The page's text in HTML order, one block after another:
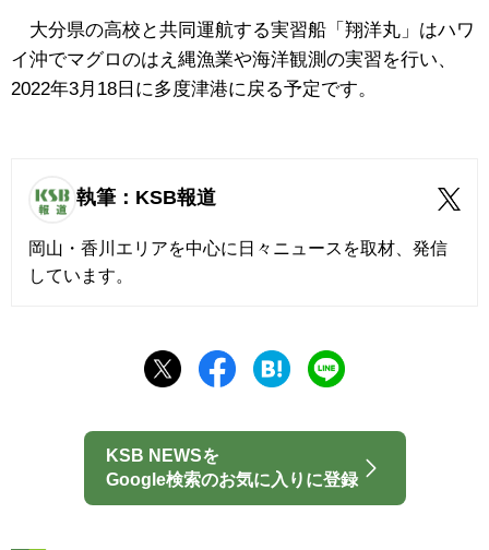
大分県の高校と共同運航する実習船「翔洋丸」はハワ
イ沖でマグロのはえ縄漁業や海洋観測の実習を行い、
2022年3月18日に多度津港に戻る予定です。
執筆：KSB報道
岡山・香川エリアを中心に日々ニュースを取材、発信
しています。
KSB NEWSを
Google検索のお気に入りに登録